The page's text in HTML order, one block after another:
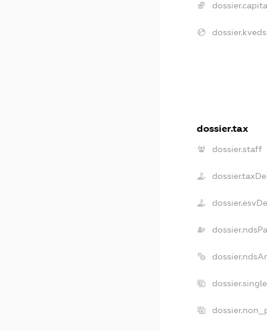
dossier.tax
dossier.staff